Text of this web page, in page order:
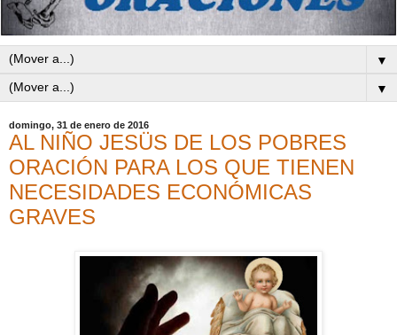
▼
▼
domingo, 31 de enero de 2016
AL NIÑO JESÜS DE LOS POBRES
ORACIÓN PARA LOS QUE TIENEN
NECESIDADES ECONÓMICAS
GRAVES